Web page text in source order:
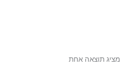
מציג תוצאה אחת